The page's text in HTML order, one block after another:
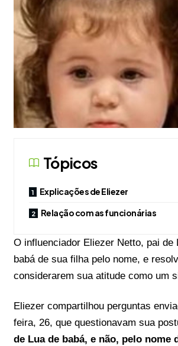
Tópicos
Explicações de Eliezer
Relação com as funcionárias
O influenciador Eliezer Netto, pai
babá de sua filha pelo nome, e
considerarem sua atitude como um
Eliezer compartilhou perguntas
feira, 26, que questionavam sua
de Lua de babá, e não, pelo nome